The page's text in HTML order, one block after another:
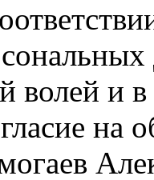
волей и
на